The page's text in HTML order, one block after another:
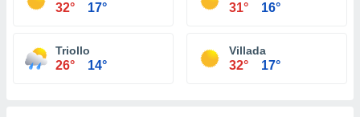
32° 17° 31° 16°
Triollo
26° 14°
Villada
32° 17°